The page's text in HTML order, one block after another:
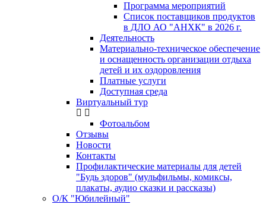
Программа мероприятий
Список поставщиков продуктов
в ДЛО АО "АНХК" в 2026 г.
Деятельность
Материально-техническое обеспечение
и оснащенность организации отдыха
детей и их оздоровления
Платные услуги
Доступная среда
Виртуальный тур
Фотоальбом
Отзывы
Новости
Контакты
Профилактические материалы для детей
"Будь здоров" (мульфильмы, комиксы,
плакаты, аудио сказки и рассказы)
О/К "Юбилейный"